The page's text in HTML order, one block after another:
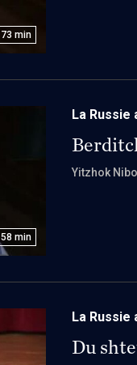
73 min
58 min
La Russie
Yitzhok
La Russie
Du